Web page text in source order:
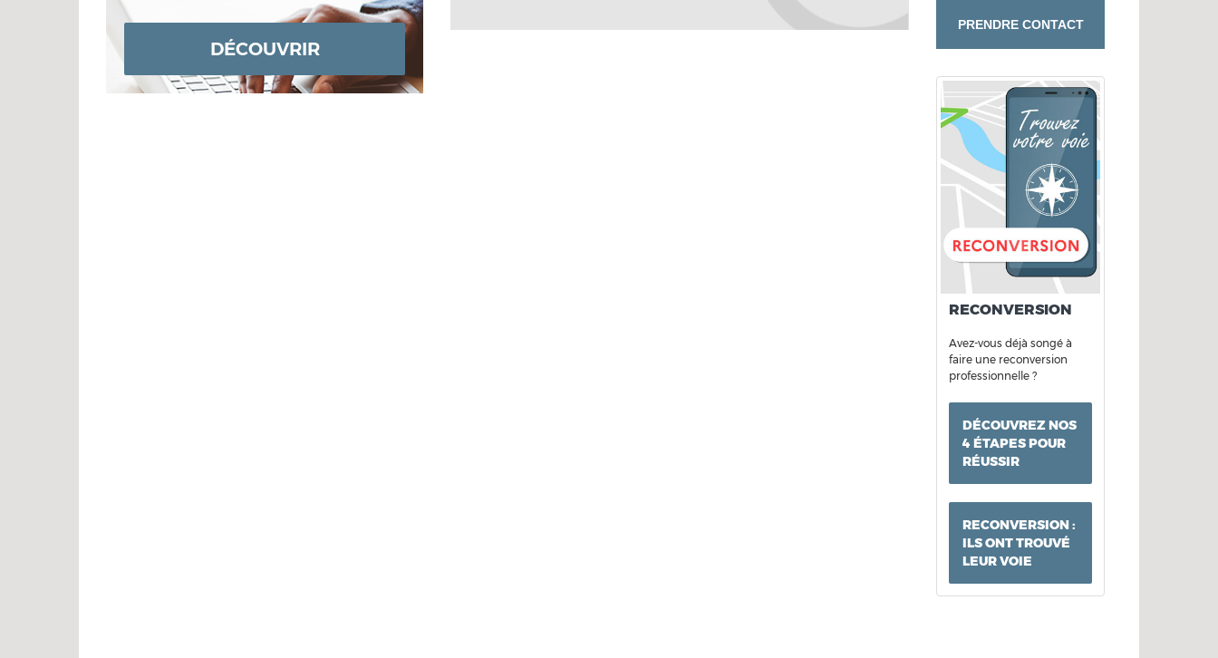
DÉCOUVRIR
PRENDRE CONTACT
RECONVERSION
Avez-vous déjà songé à
faire une reconversion
professionnelle ?
DÉCOUVREZ NOS
4 ÉTAPES POUR
RÉUSSIR
RECONVERSION :
ILS ONT TROUVÉ
LEUR VOIE